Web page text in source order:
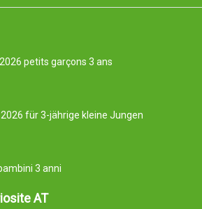
petits garçons 3 ans
für 3-jährige kleine Jungen
3 anni
AT